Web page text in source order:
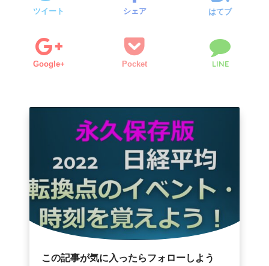
ツイート シェア はてブ
Google+ Pocket LINE
この記事が気に入ったらフォローしよう